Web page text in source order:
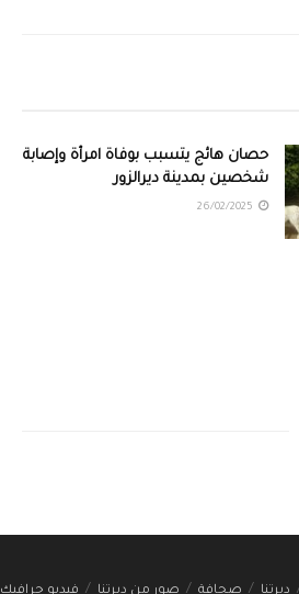
حصان هائج يتسبب بوفاة امرأة وإصابة
شخصين بمدينة ديرالزور